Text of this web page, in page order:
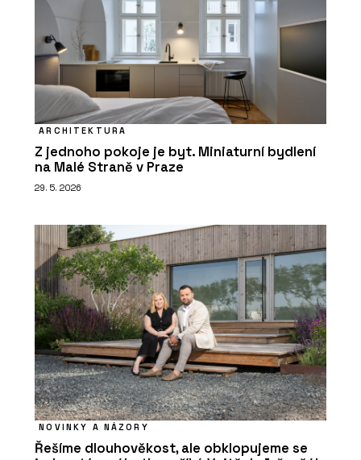
ARCHITEKTURA
Z jednoho pokoje je byt. Miniaturní bydlení
na Malé Straně v Praze
29. 5. 2026
NOVINKY A NÁZORY
Řešíme dlouhověkost, ale obklopujeme se